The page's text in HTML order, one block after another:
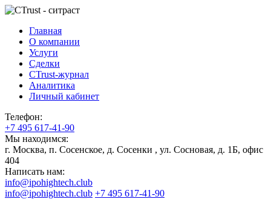
Главная
О компании
Услуги
Сделки
CTrust-журнал
Аналитика
Личный кабинет
Телефон:
+7 495 617-41-90
Мы находимся:
г. Москва, п. Сосенское, д. Сосенки , ул. Сосновая, д. 1Б, офис
404
Написать нам:
info@ipohightech.club
info@ipohightech.club +7 495 617-41-90